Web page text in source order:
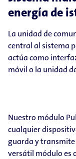
energía de
La unidad de
central al sistema
actúa como
móvil o la unidad
Nuestro módulo
cualquier
guarda y
versátil módulo es